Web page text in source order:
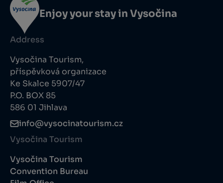
Enjoy your stay in Vysočina
Address
Vysočina Tourism,
příspěvková organizace
Ke Skalce 5907/47
P.O. BOX 85
586 01 Jihlava
info@vysocinatourism.cz
Vysočina Tourism
Vysočina Tourism
Convention Bureau